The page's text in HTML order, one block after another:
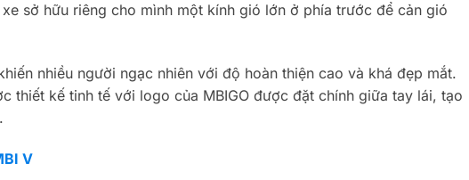
sở hữu riêng cho mình một kính gió lớn ở phía trước để cản gió
nhiều người ngạc nhiên với độ hoàn thiện cao và khá đẹp mắt.
thiết kế tinh tế với logo của MBIGO được đặt chính giữa tay lái, tạo
V